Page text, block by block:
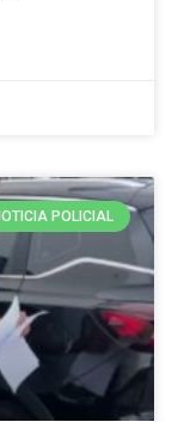
POLICIAL